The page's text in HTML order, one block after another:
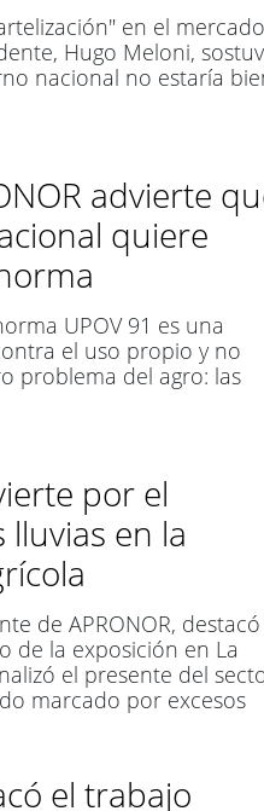
en el mercado
Hugo Meloni,
nacional no estaría
advierte
quiere
UPOV 91 es una
el uso propio y no
problema del agro: las
por el
en la
de APRONOR, destacó
de la exposición en La
el presente del
marcado por excesos
el trabajo